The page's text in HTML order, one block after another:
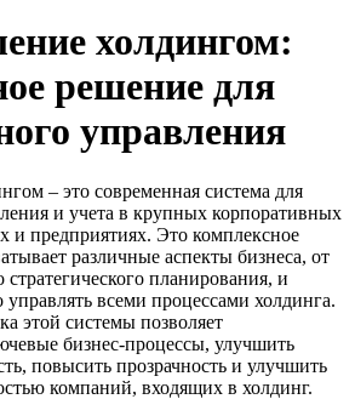
холдингом:
решение для
управления
– это современная система для
и учета в крупных корпоративных
и предприятиях. Это комплексное
различные аспекты бизнеса, от
планирования, и
всеми процессами холдинга.
этой системы позволяет
бизнес-процессы, улучшить
повысить прозрачность и улучшить
компаний, входящих в холдинг.